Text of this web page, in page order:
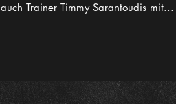
auch Trainer Timmy Sarantoudis mit...